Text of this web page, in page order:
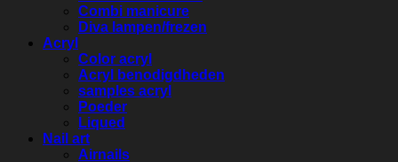
Combi manicure
Diva lampen/frezen
Acryl
Color acryl
Acryl benodigdheden
samples acryl
Poeder
Liqued
Nail art
Airnails